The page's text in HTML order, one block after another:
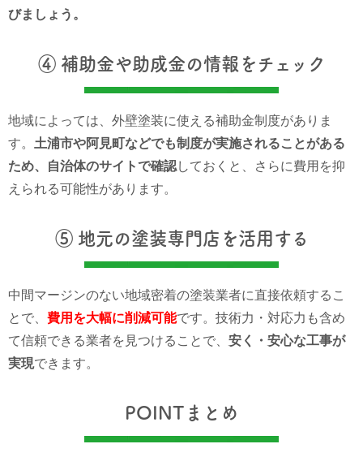
びましょう。
④ 補助金や助成金の情報をチェック
地域によっては、外壁塗装に使える補助金制度がありま
す。 土浦市や阿見町などでも制度が実施されることがある
ため、自治体のサイトで確認しておくと、さらに費用を抑
えられる可能性があります。
⑤ 地元の塗装専門店を活用する
中間マージンのない地域密着の塗装業者に直接依頼するこ
とで、 費用を大幅に削減可能です。技術力・対応力も含め
て信頼できる業者を見つけることで、 安く・安心な工事が
実現できます。
POINTまとめ